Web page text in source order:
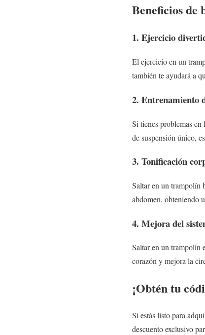
Beneficios de
1. Ejercicio
El ejercicio en un
también te ayudará a
2. Entrenamiento
Si tienes problemas en
de suspensión único,
3. Tonificación
Saltar en un trampolín
abdomen, obteniendo
4. Mejora del
Saltar en un trampolín
corazón y mejora la
¡Obtén tu
Si estás listo para
descuento exclusivo